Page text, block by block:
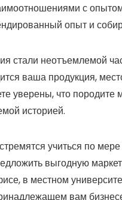
с
опыт и
стали неотъемлемой
ваша продукция,
уверены, что породите
историей.
учиться по
выгодную
в местном
вам